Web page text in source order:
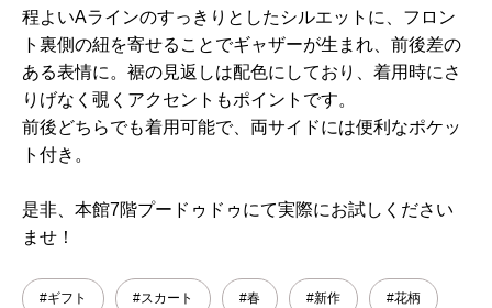
程よいAラインのすっきりとしたシルエットに、フロン
ト裏側の紐を寄せることでギャザーが生まれ、前後差の
ある表情に。裾の見返しは配色にしており、着用時にさ
りげなく覗くアクセントもポイントです。
前後どちらでも着用可能で、両サイドには便利なポケッ
ト付き。
是非、本館7階プードゥドゥにて実際にお試しください
ませ！
#ギフト #スカート #春 #新作 #花柄